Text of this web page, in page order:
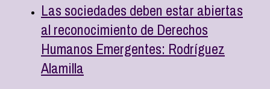
Las sociedades deben estar abiertas
al reconocimiento de Derechos
Humanos Emergentes: Rodríguez
Alamilla